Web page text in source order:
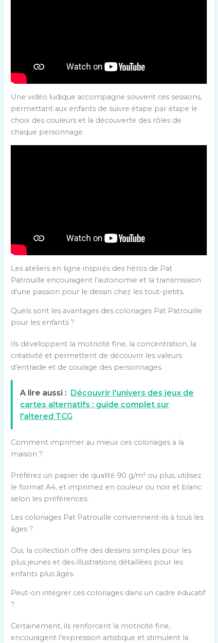
Une vidéo ludique accompagne souvent ces sessions,
permettant aux enfants de suivre étape par étape le
choix des couleurs et la découverte des rôles de
chaque personnage.
Les ateliers en ligne inspirés des héros de Pat
Patrouille encouragent l’autonomie et la transmission
d’une passion pour le dessin chez les tout-petits.
Quels sont les avantages des coloriages Pat Patrouille
pour les enfants ?
Ils développent la motricité fine, la concentration, la
créativité et permettent de découvrir les valeurs
d’entraide et de courage des personnages.
A lire aussi : Découvrir l'univers des jeux de
cartes alternatifs : guide complet sur
l'altered TCG
Comment imprimer au mieux ces coloriages à la
maison ?
Préférez un papier de qualité 90 g/m² ou plus, utilisez
le format A4, et imprimez en couleur ou noir et blanc
selon les préférences.
Les coloriages Pat Patrouille conviennent-ils à tous les
âges ?
Oui, la collection offre des dessins simples pour les
plus jeunes et des illustrations détaillées pour les
enfants plus âgés.
Peut-on intégrer ces coloriages dans un cadre éducatif
?
Certainement, ils renforcent la motricité fine,
encouragent l’expression artistique et stimulent la